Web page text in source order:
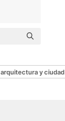
arquitectura y ciudad